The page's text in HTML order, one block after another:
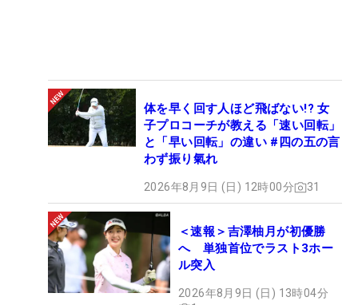
体を早く回す人ほど飛ばない!? 女
子プロコーチが教える「速い回転」
と「早い回転」の違い #四の五の言
わず振り氣れ
2026年8月9日 (日) 12時00分 31
＜速報＞吉澤柚月が初優勝
へ 単独首位でラスト3ホー
ル突入
2026年8月9日 (日) 13時04分